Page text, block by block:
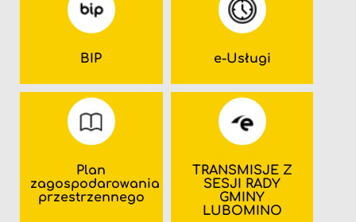
BIP e-Usługi
Plan
zagospodarowania
przestrzennego
TRANSMISJE Z
SESJI RADY
GMINY
LUBOMINO